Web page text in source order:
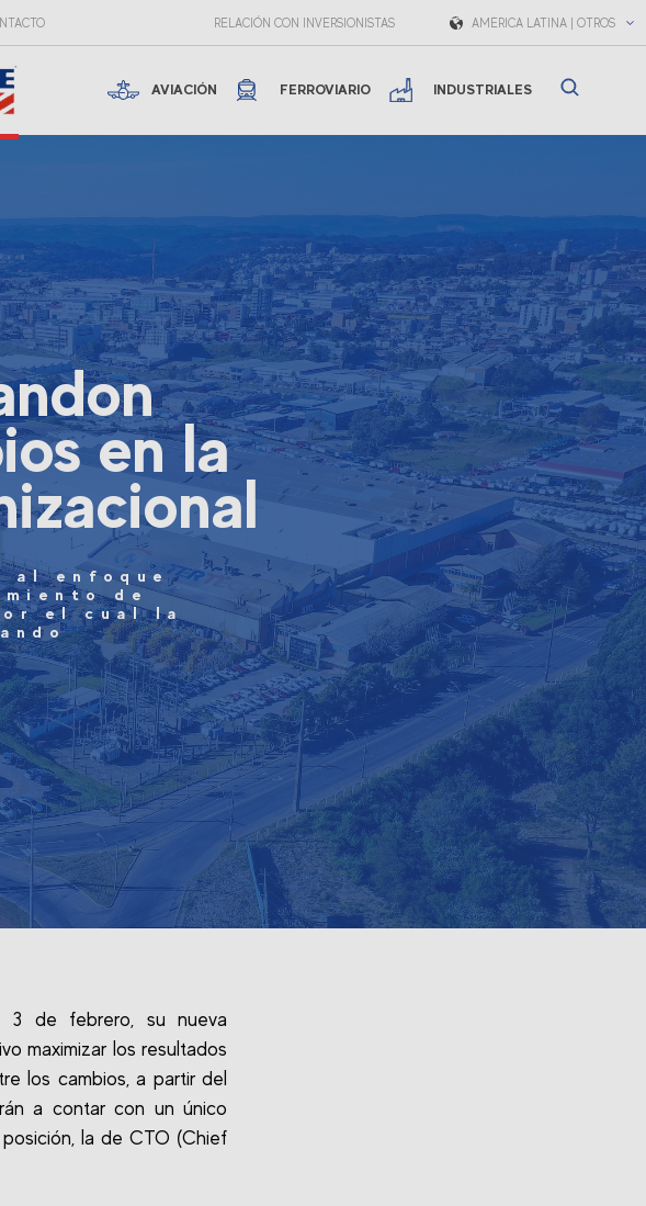
RELACIÓN CON INVERSIONISTAS AMÉRICA LATINA | OTROS
AVIACIÓN FERROVIARIO INDUSTRIALES
en la
al enfoque
de
el cual la
3 de febrero, su nueva
maximizar los resultados
los cambios, a partir del
a contar con un único
la de CTO (Chief